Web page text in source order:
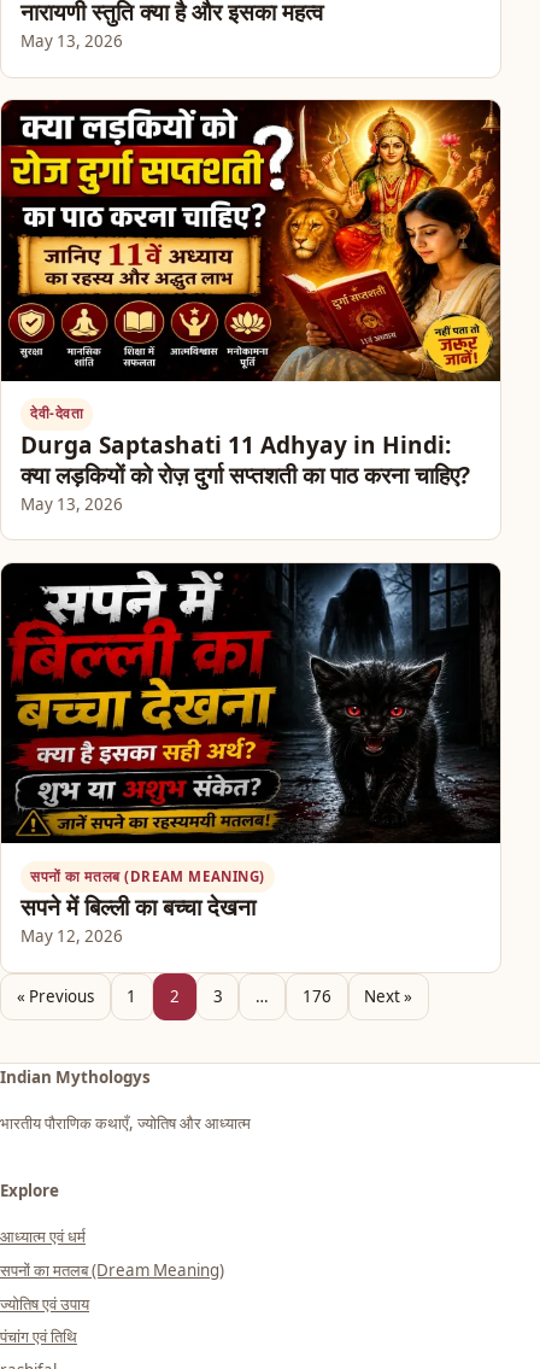
नारायणी स्तुति क्या है और इसका महत्व
May 13, 2026
देवी-देवता
Durga Saptashati 11 Adhyay in Hindi:
क्या लड़कियों को रोज़ दुर्गा सप्तशती का पाठ करना चाहिए?
May 13, 2026
सपनों का मतलब (DREAM MEANING)
सपने में बिल्ली का बच्चा देखना
May 12, 2026
« Previous 1 2 3 … 176 Next »
Indian Mythologys
भारतीय पौराणिक कथाएँ, ज्योतिष और आध्यात्म
Explore
आध्यात्म एवं धर्म
सपनों का मतलब (Dream Meaning)
ज्योतिष एवं उपाय
पंचांग एवं तिथि